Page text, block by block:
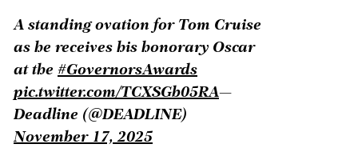
A standing ovation for Tom Cruise
as he receives his honorary Oscar
at the #GovernorsAwards
pic.twitter.com/TCXSGb05RA—
Deadline (@DEADLINE)
November 17, 2025